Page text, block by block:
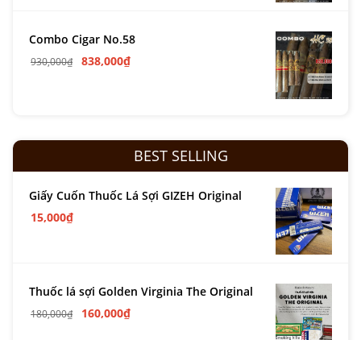
Combo Cigar No.58
930,000₫ 838,000₫
BEST SELLING
Giấy Cuốn Thuốc Lá Sợi GIZEH Original
15,000₫
Thuốc lá sợi Golden Virginia The Original
180,000₫ 160,000₫